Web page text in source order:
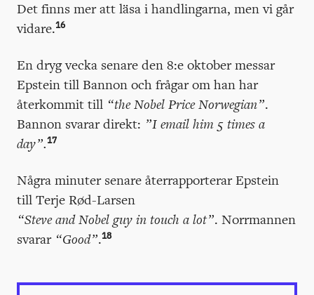
Det finns mer att läsa i handlingarna, men vi går
vidare.16
En dryg vecka senare den 8:e oktober messar
Epstein till Bannon och frågar om han har
återkommit till “the Nobel Price Norwegian”.
Bannon svarar direkt: ”I email him 5 times a
day”.17
Några minuter senare återrapporterar Epstein
till Terje Rød-Larsen
“Steve and Nobel guy in touch a lot”. Norrmannen
svarar “Good”.18